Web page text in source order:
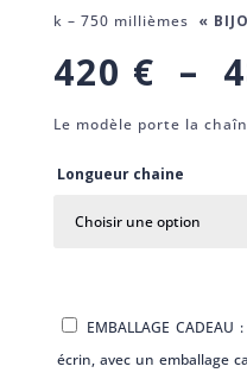
k – 750 millièmes «
420 € –
Le modèle porte la
Longueur chaine
EMBALLAGE
écrin, avec un emballage